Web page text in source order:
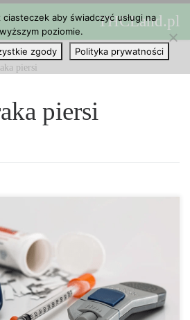
THCLand.pl
piersi
piersi
przez naukowców z
Pacific Medical Center i
przez British Journal of
że kannabinoidy mogą zwalczać
kannabinoid Δ9-
i niepsychoaktywny kannabinoid
aby świadczyć usługi na
poziomie.
zgody Polityka prywatności